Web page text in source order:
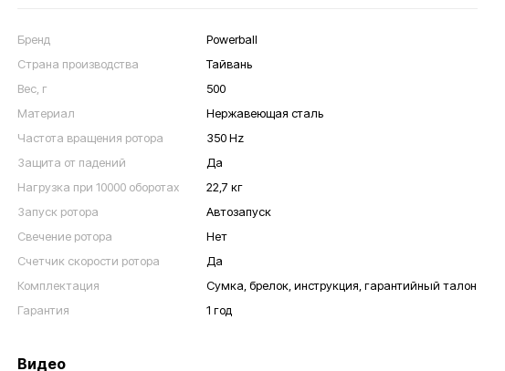
Бренд
Powerball
Страна производства
Тайвань
Вес, г
500
Материал
Нержавеющая сталь
Частота вращения ротора
350 Hz
Защита от падений
Да
Нагрузка при 10000 оборотах
22,7 кг
Запуск ротора
Автозапуск
Свечение ротора
Нет
Счетчик скорости ротора
Да
Комплектация
Сумка, брелок, инструкция, гарантийный талон
Гарантия
1 год
Видео